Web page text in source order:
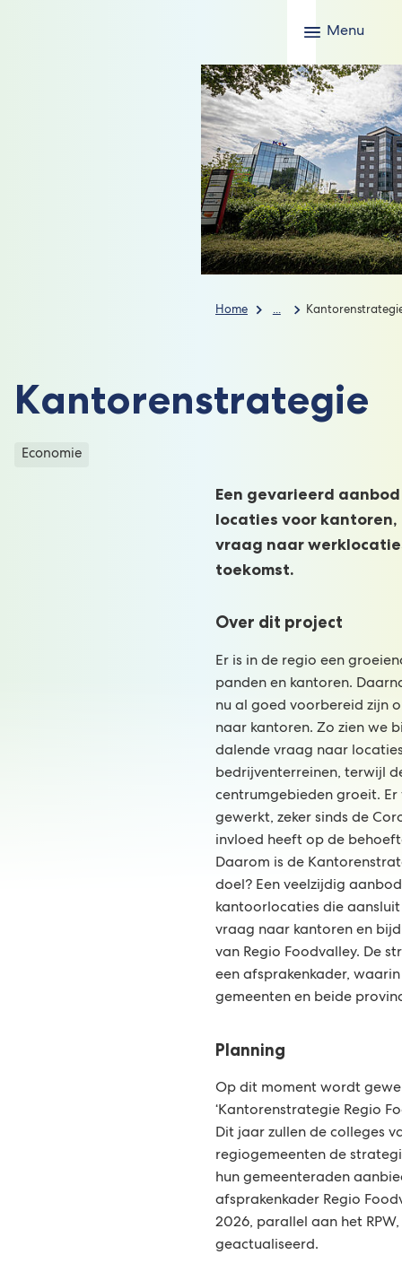
Menu
Home ...
Kantorenstrategie
Economie
Een gevarieerd
locaties voor
vraag naar
toekomst.
Over dit project
Er is in de regio een
panden en kantoren.
nu al goed voorbereid zijn
naar kantoren. Zo zien we
dalende vraag naar
bedrijventerreinen, terwijl
centrumgebieden groeit.
gewerkt, zeker sinds de
invloed heeft op de
Daarom is de
doel? Een veelzijdig
kantoorlocaties die
vraag naar kantoren en
van Regio Foodvalley. De
een afsprakenkader,
gemeenten en beide
Planning
Op dit moment wordt
‘Kantorenstrategie Regio
Dit jaar zullen de colleges
regiogemeenten de
hun gemeenteraden
afsprakenkader Regio
2026, parallel aan het
geactualiseerd.